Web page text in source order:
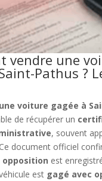
vendre une
Pathus ?
voiture gagée à
de récupérer un
, souvent
document officiel
opposition est
est gagé avec